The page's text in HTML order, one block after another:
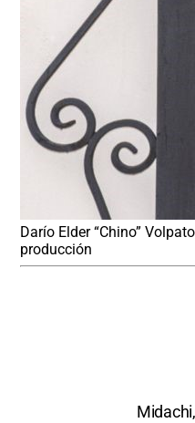
Darío Elder “Chino”
producción